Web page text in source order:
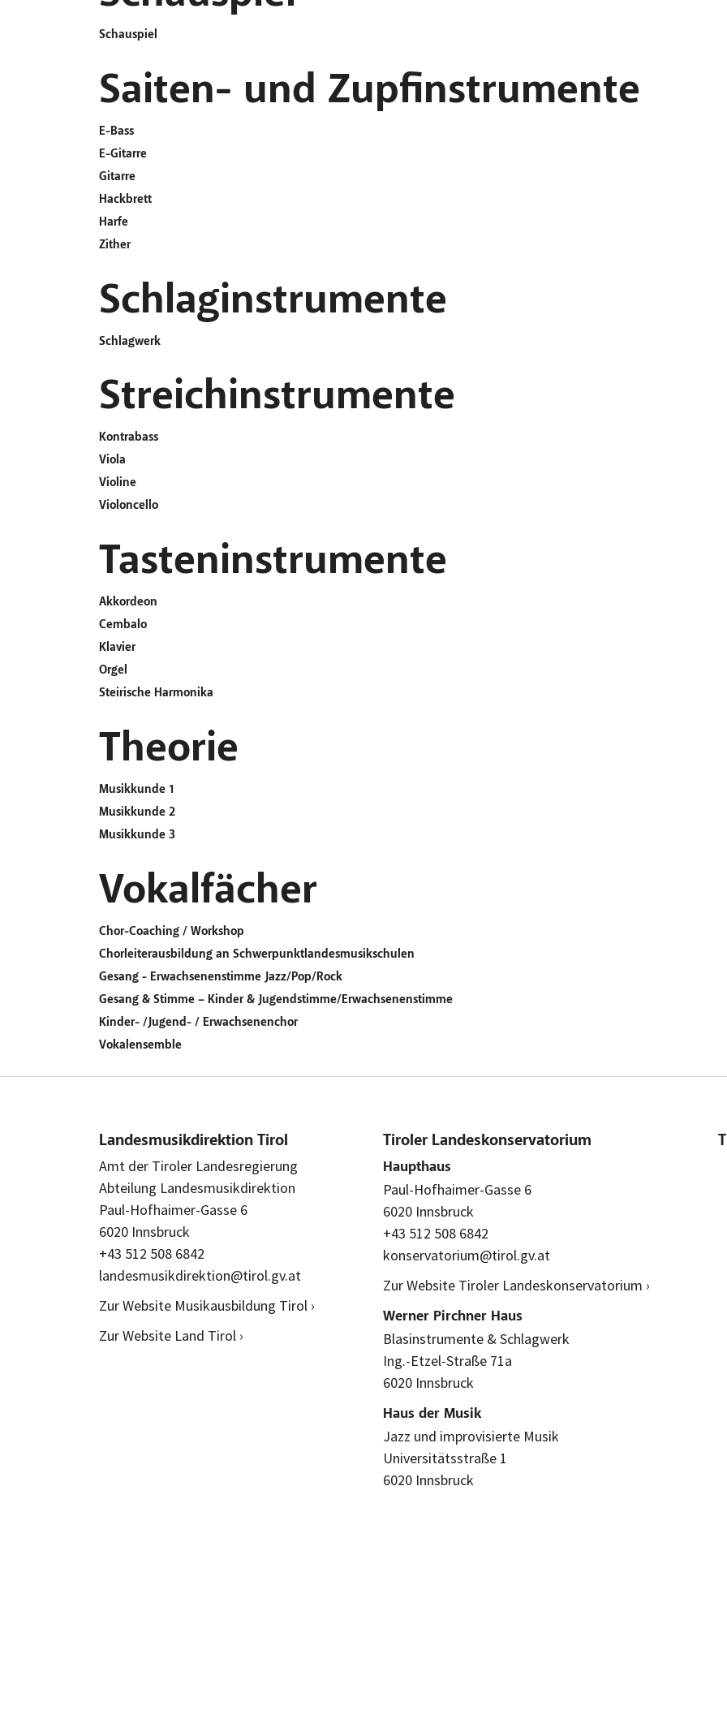
Schauspiel
Saiten- und Zupfinstrumente
E-Bass
E-Gitarre
Gitarre
Hackbrett
Harfe
Zither
Schlaginstrumente
Schlagwerk
Streichinstrumente
Kontrabass
Viola
Violine
Violoncello
Tasteninstrumente
Akkordeon
Cembalo
Klavier
Orgel
Steirische Harmonika
Theorie
Musikkunde 1
Musikkunde 2
Musikkunde 3
Vokalfächer
Chor-Coaching / Workshop
Chorleiterausbildung an Schwerpunktlandesmusikschulen
Gesang - Erwachsenenstimme Jazz/Pop/Rock
Gesang & Stimme – Kinder & Jugendstimme/Erwachsenenstimme
Kinder- /Jugend- / Erwachsenenchor
Vokalensemble
Landesmusikdirektion Tirol
Amt der Tiroler Landesregierung
Abteilung Landesmusikdirektion
Paul-Hofhaimer-Gasse 6
6020 Innsbruck
+43 512 508 6842
landesmusikdirektion@tirol.gv.at
Zur Website Musikausbildung Tirol ›
Zur Website Land Tirol ›
Tiroler Landeskonservatorium
Haupthaus
Paul-Hofhaimer-Gasse 6
6020 Innsbruck
+43 512 508 6842
konservatorium@tirol.gv.at
Zur Website Tiroler Landeskonservatorium ›
Werner Pirchner Haus
Blasinstrumente & Schlagwerk
Ing.-Etzel-Straße 71a
6020 Innsbruck
Haus der Musik
Jazz und improvisierte Musik
Universitätsstraße 1
6020 Innsbruck